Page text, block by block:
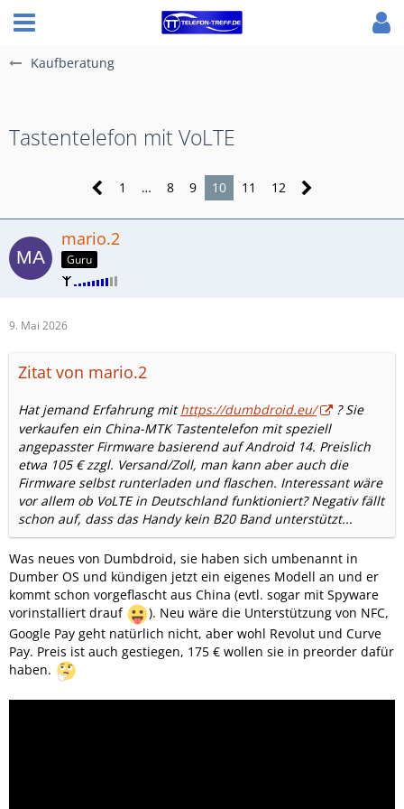
Kaufberatung
Tastentelefon mit VoLTE
1 … 8 9 10 11 12
mario.2
Guru
9. Mai 2026
Zitat von mario.2
Hat jemand Erfahrung mithttps://dumbdroid.eu/
? Sie
verkaufen ein China-MTK Tastentelefon mit speziell
angepasster Firmware basierend auf Android 14. Preislich
etwa 105 € zzgl. Versand/Zoll, man kann aber auch die
Firmware selbst runterladen und flaschen. Interessant wäre
vor allem ob VoLTE in Deutschland funktioniert? Negativ fällt
schon auf, dass das Handy kein B20 Band unterstützt...
Was neues von Dumbdroid, sie haben sich umbenannt in
Dumber OS und kündigen jetzt ein eigenes Modell an und er
kommt schon vorgeflascht aus China (evtl. sogar mit Spyware
vorinstalliert drauf
). Neu wäre die Unterstützung von NFC,
Google Pay geht natürlich nicht, aber wohl Revolut und Curve
Pay. Preis ist auch gestiegen, 175 € wollen sie in preorder dafür
haben.